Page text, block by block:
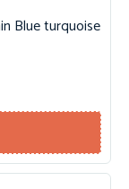
Blue turquoise